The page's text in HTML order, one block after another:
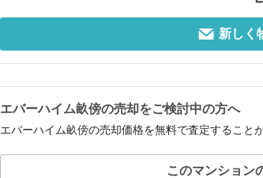
新しく
エバーハイム畝傍の売却をご検討中の方へ
エバーハイム畝傍の売却価格を無料で査定すること
このマンション